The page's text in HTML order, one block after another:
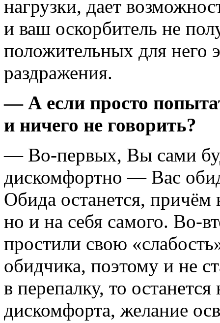
нагрузки, дает
и ваш оскорбитель не
положительных для него
раздражения.
— А если просто
и ничего не говорить?
— Во-первых, Вы сами
дискомфортно — Вас
Обида останется, причём
но и на себя самого. Во-
простили свою
обидчика, поэтому и не
в перепалку, то
дискомфорта, желание